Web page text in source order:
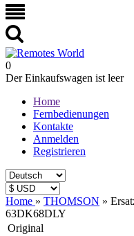
0
Der Einkaufswagen ist leer
Home
Fernbedienungen
Kontakte
Anmelden
Registrieren
Home » THOMSON »
63DK68DLY
Original